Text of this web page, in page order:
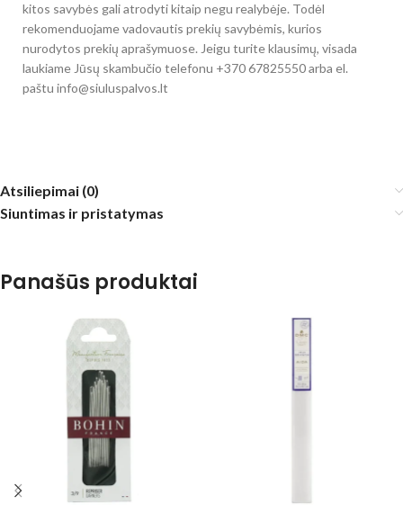
kitos savybės gali atrodyti kitaip negu realybėje. Todėl
rekomenduojame vadovautis prekių savybėmis, kurios
nurodytos prekių aprašymuose. Jeigu turite klausimų, visada
laukiame Jūsų skambučio telefonu +370 67825550 arba el.
paštu info@siuluspalvos.lt
Atsiliepimai (0)
Siuntimas ir pristatymas
Panašūs produktai